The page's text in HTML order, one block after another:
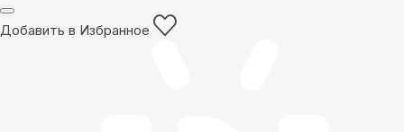
Добавить в Избранное